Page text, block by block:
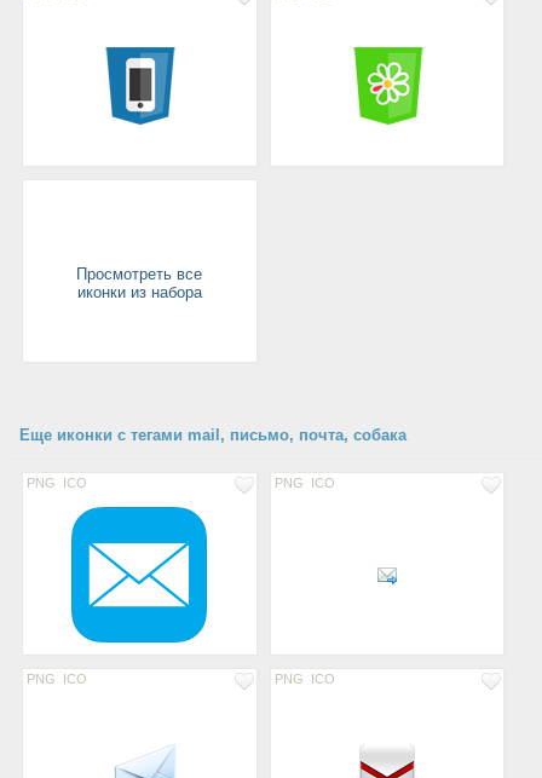
Просмотреть все
иконки из набора
Еще иконки с тегами mail, письмо, почта, собака
PNG ICO PNG ICO
PNG ICO PNG ICO